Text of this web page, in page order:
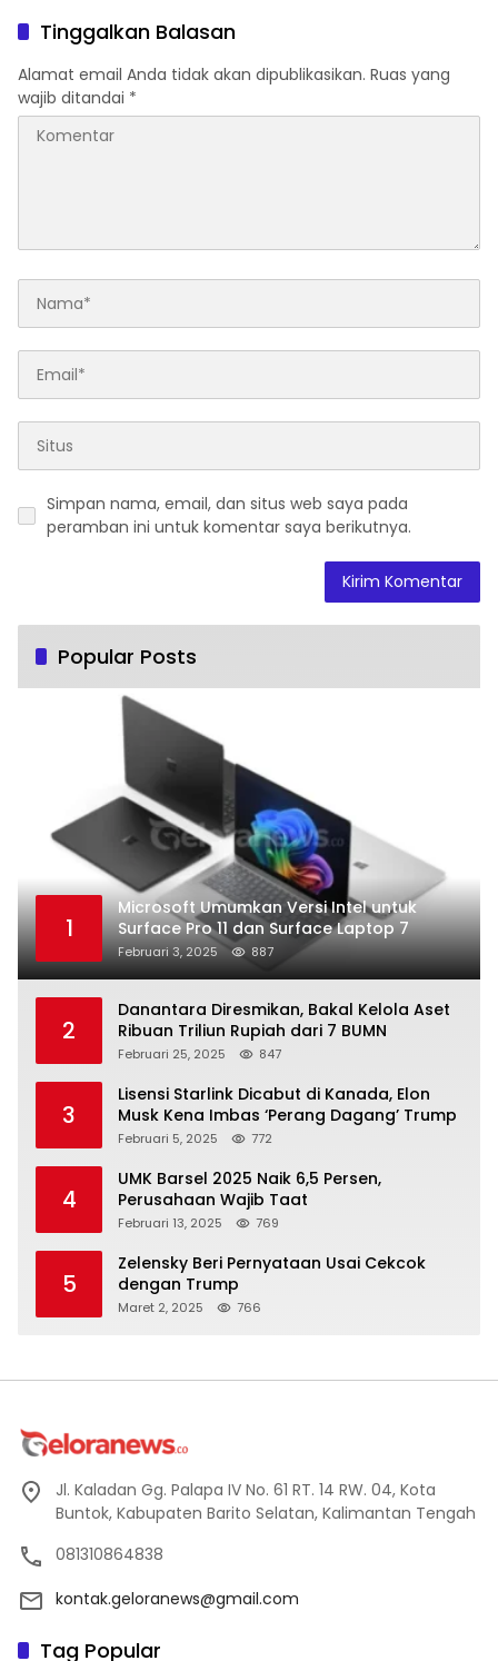
Tinggalkan Balasan
Alamat email Anda tidak akan dipublikasikan. Ruas yang
wajib ditandai *
Simpan nama, email, dan situs web saya pada
peramban ini untuk komentar saya berikutnya.
Popular Posts
1
Microsoft Umumkan Versi Intel untuk
Surface Pro 11 dan Surface Laptop 7
Februari 3, 2025 887
2
Danantara Diresmikan, Bakal Kelola Aset
Ribuan Triliun Rupiah dari 7 BUMN
Februari 25, 2025 847
3
Lisensi Starlink Dicabut di Kanada, Elon
Musk Kena Imbas ‘Perang Dagang’ Trump
Februari 5, 2025 772
4
UMK Barsel 2025 Naik 6,5 Persen,
Perusahaan Wajib Taat
Februari 13, 2025 769
5
Zelensky Beri Pernyataan Usai Cekcok
dengan Trump
Maret 2, 2025 766
Jl. Kaladan Gg. Palapa IV No. 61 RT. 14 RW. 04, Kota
Buntok, Kabupaten Barito Selatan, Kalimantan Tengah
081310864838
kontak.geloranews@gmail.com
Tag Popular